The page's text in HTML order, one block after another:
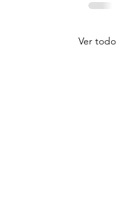
Ver todo